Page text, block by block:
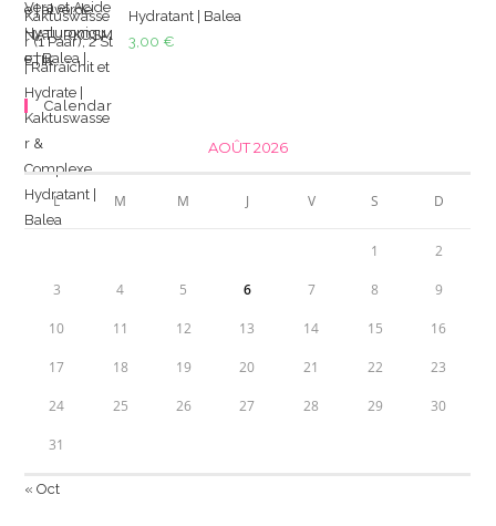
Hydratant | Balea
3,00 €
Calendar
AOÛT 2026
L M M J V S D
1 2
3 4 5 6 7 8 9
10 11 12 13 14 15 16
17 18 19 20 21 22 23
24 25 26 27 28 29 30
31
« Oct